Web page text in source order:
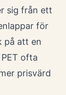
sig från ett
för
på att en
ofta
prisvärd